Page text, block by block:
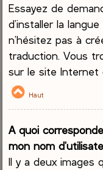
Essayez de
d’installer la
n’hésitez pas à
traduction. Vous
sur le site
Haut
A quoi
mon nom
Il y a deux images